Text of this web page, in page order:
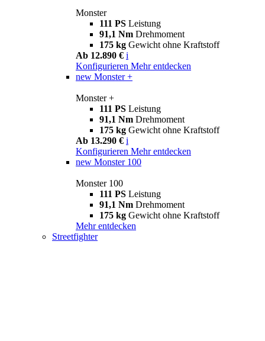
Monster
111 PS Leistung
91,1 Nm Drehmoment
175 kg Gewicht ohne Kraftstoff
Ab 12.890 € i
Konfigurieren Mehr entdecken
new Monster +
Monster +
111 PS Leistung
91,1 Nm Drehmoment
175 kg Gewicht ohne Kraftstoff
Ab 13.290 € i
Konfigurieren Mehr entdecken
new Monster 100
Monster 100
111 PS Leistung
91,1 Nm Drehmoment
175 kg Gewicht ohne Kraftstoff
Mehr entdecken
Streetfighter